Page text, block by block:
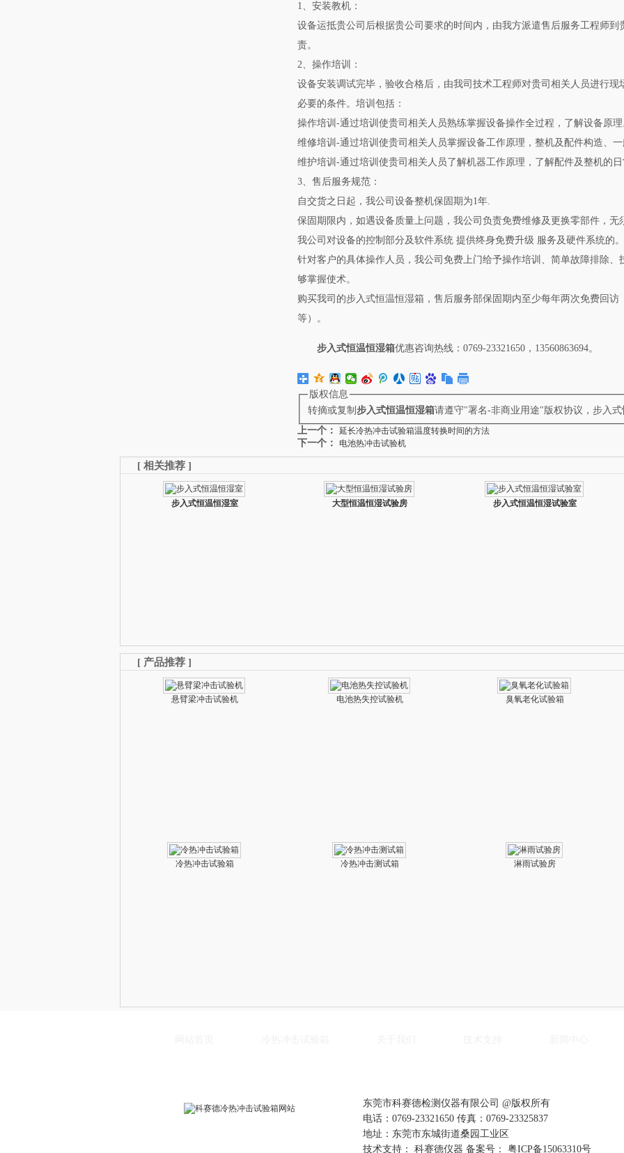
1、安装教机：
设备运抵贵公司后根据贵公司要求的时间内，由我方派遣售后服务工程师
责。
2、操作培训：
设备安装调试完毕，验收合格后，由我司技术工程师对贵司相关人员进行
必要的条件。培训包括：
操作培训-通过培训使贵司相关人员熟练掌握设备操作全过程，了解设备原
维修培训-通过培训使贵司相关人员掌握设备工作原理，整机及配件构造、
维护培训-通过培训使贵司相关人员了解机器工作原理，了解配件及整机的
3、售后服务规范：
自交货之日起，我公司设备整机保固期为1年.
保固期限内，如遇设备质量上问题，我公司负责免费维修及更换零部件，无
我公司对设备的控制部分及软件系统 提供终身免费升级 服务及硬件系统的。
针对客户的具体操作人员，我公司免费上门给予操作培训、简单故障排除
够掌握使术。
购买我司的步入式恒温恒湿箱，售后服务部保固期内至少每年两次免费回
等）。
步入式恒温恒湿箱优惠咨询热线：0769-23321650，13560863694。
版权信息
转摘或复制 步入式恒温恒湿箱请遵守"署名-非商业用途"版权协议，步入
上一个： 延长冷热冲击试验箱温度转换时间的方法
下一个： 电池热冲击试验机
[ 相关推荐 ]
步入式恒温恒湿室 大型恒温恒湿试验房 步入式恒温恒湿试验室
[ 产品推荐 ]
悬臂梁冲击试验机 电池热失控试验机 臭氧老化试验箱
冷热冲击试验箱 冷热冲击测试箱 淋雨试验房
东莞市科赛德检测仪器有限公司 @版权所有
电话：0769-23321650 传真：0769-23325837
地址：东莞市东城街道桑园工业区
技术支持： 科赛德仪器 备案号： 粤ICP备15063310号